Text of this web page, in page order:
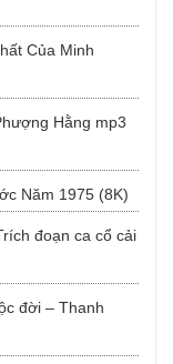
Của Minh
Hằng mp3
Năm 1975 (8K)
đoạn ca cổ cải
đời – Thanh